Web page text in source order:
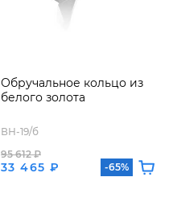
Обручальное кольцо из
белого золота
ВН-19/б
33 465 ₽
95 612 ₽
-65%